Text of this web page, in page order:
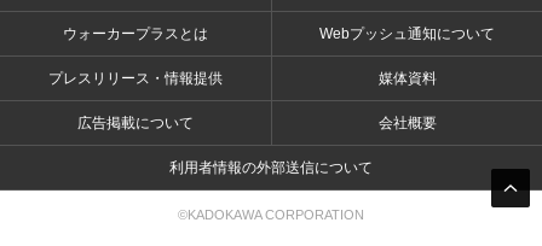
ウォーカープラスとは Webプッシュ通知について
プレスリリース・情報提供 媒体資料
広告掲載について 会社概要
利用者情報の外部送信について
©KADOKAWA CORPORATION